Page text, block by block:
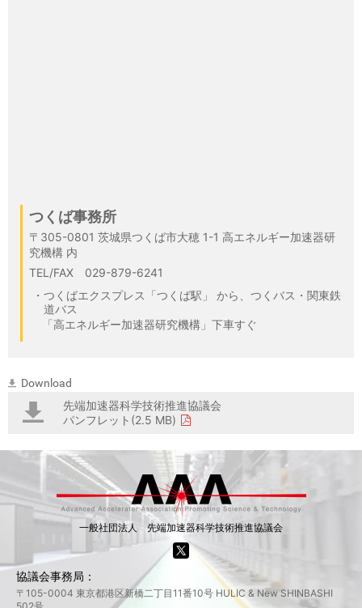
つくば事務所
〒305-0801 茨城県つくば市大穂 1-1 高エネルギー加速器研
究機構 内
TEL/FAX 029-879-6241
つくばエクスプレス「つくば駅」 から、つくバス・関東鉄
道バス
「高エネルギー加速器研究機構」下車すぐ
Download
先端加速器科学技術推進協議会
パンフレット(2.5 MB)
一般社団法人 先端加速器科学技術推進協議会
協議会事務局：
〒105-0004 東京都港区新橋二丁目11番10号 HULIC & New SHINBASHI